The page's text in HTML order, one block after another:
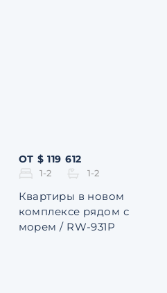
ОТ $ 119 612
1-2 1-2
Квартиры в новом
комплексе рядом с
морем / RW-931P